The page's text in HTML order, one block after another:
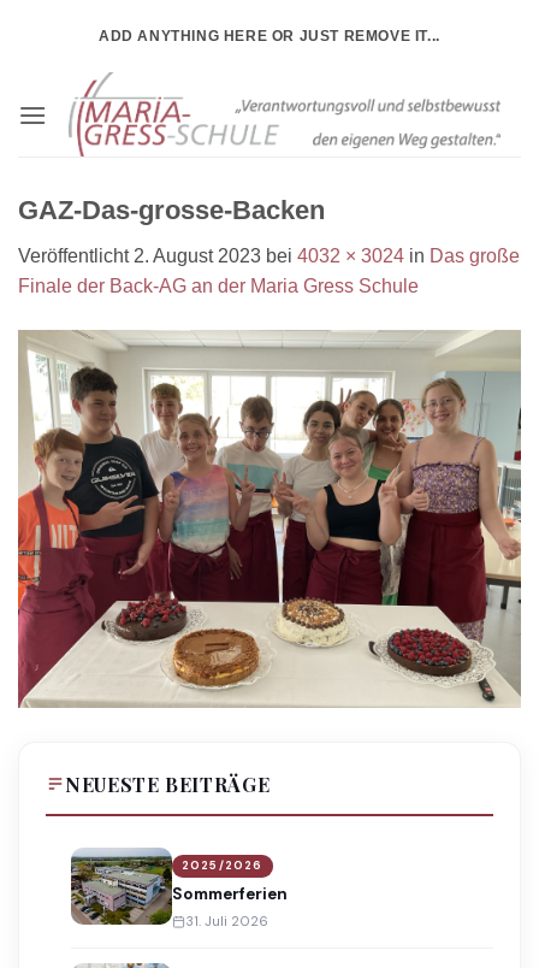
ADD ANYTHING HERE OR JUST REMOVE IT...
GAZ-Das-grosse-Backen
Veröffentlicht 2. August 2023 bei 4032 × 3024 in Das große
Finale der Back-AG an der Maria Gress Schule
NEUESTE BEITRÄGE
2025/2026
Sommerferien
31. Juli 2026